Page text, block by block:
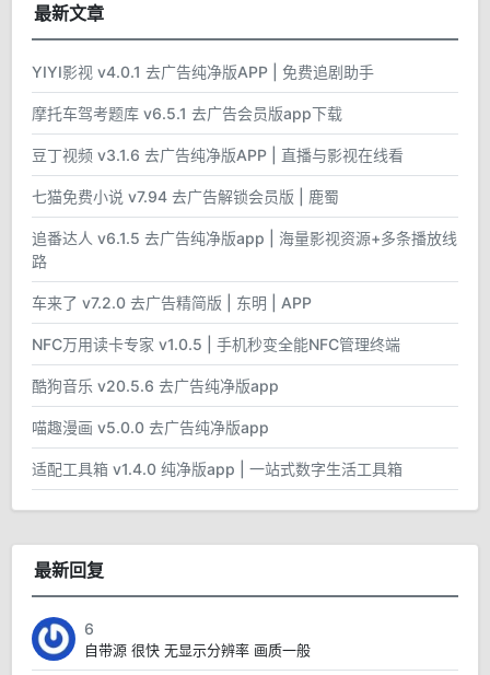
最新文章
YIYI影视 v4.0.1 去广告纯净版APP | 免费追剧助手
摩托车驾考题库 v6.5.1 去广告会员版app下载
豆丁视频 v3.1.6 去广告纯净版APP | 直播与影视在线看
七猫免费小说 v7.94 去广告解锁会员版 | 鹿蜀
追番达人 v6.1.5 去广告纯净版app | 海量影视资源+多条播放线
路
车来了 v7.2.0 去广告精简版 | 东明 | APP
NFC万用读卡专家 v1.0.5 | 手机秒变全能NFC管理终端
酷狗音乐 v20.5.6 去广告纯净版app
喵趣漫画 v5.0.0 去广告纯净版app
适配工具箱 v1.4.0 纯净版app | 一站式数字生活工具箱
最新回复
6
自带源 很快 无显示分辨率 画质一般